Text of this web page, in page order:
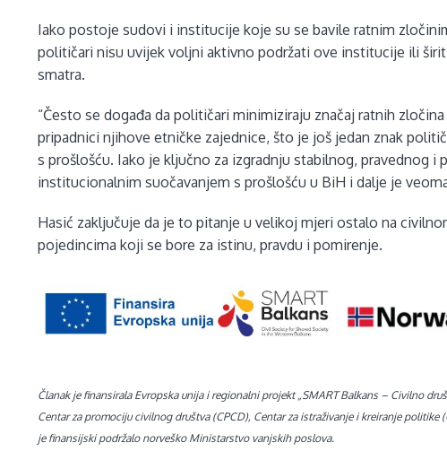
Iako postoje sudovi i institucije koje su se bavile ratnim
političari nisu uvijek voljni aktivno podržati ove institucije ili
smatra.
“Često se događa da političari minimiziraju značaj ratnih
pripadnici njihove etničke zajednice, što je još jedan znak
s prošlošću. Iako je ključno za izgradnju stabilnog, pravednog i
institucionalnim suočavanjem s prošlošću u BiH i dalje je
Hasić zaključuje da je to pitanje u velikoj mjeri ostalo na
pojedincima koji se bore za istinu, pravdu i pomirenje.
Članak je finansirala Evropska unija i regionalni projekt „SMART Balkans – Civilno
Centar za promociju civilnog društva (CPCD), Centar za istraživanje i kreiranje
je finansijski podržalo norveško Ministarstvo vanjskih poslova.